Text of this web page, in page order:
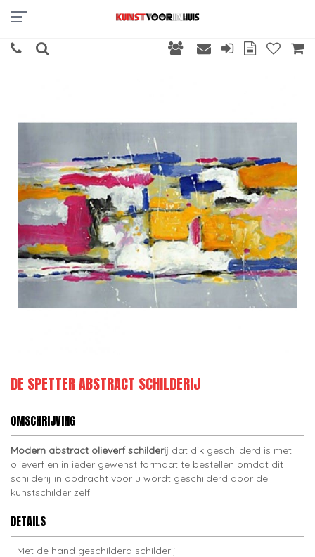
DE SPETTER ABSTRACT SCHILDERIJ
OMSCHRIJVING
Modern abstract olieverf schilderij dat dik geschilderd is met
olieverf en in ieder gewenst formaat te bestellen omdat dit
schilderij in opdracht voor u wordt geschilderd door de
kunstschilder zelf.
DETAILS
Met de hand geschilderd schilderij